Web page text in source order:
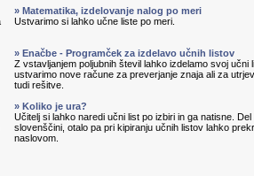
» Matematika, izdelovanje nalog po meri
Ustvarimo si lahko učne liste po meri.
» Enačbe - Programček za izdelavo učnih listov
Z vstavljanjem poljubnih števil lahko izdelamo svoj učni
ustvarimo nove račune za preverjanje znaja ali za
tudi rešitve.
» Koliko je ura?
Učitelj si lahko naredi učni list po izbiri in ga natisne.
slovenščini, otalo pa pri kipiranju učnih listov lahko
naslovom.